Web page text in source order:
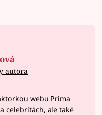
autora
webu Prima
celebritách, ale také